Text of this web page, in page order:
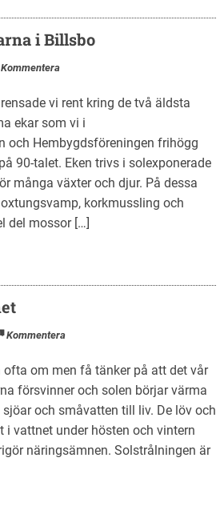
i Billsbo
Kommentera
vi rent kring de två äldsta
ekar som vi i
och Hembygdsföreningen frihögg
90-talet. Eken trivs i solexponerade
många växter och djur. På dessa
korkmussling och
del mossor […]
Kommentera
om men få tänker på att det vår
försvinner och solen börjar värma
och småvatten till liv. De löv och
i vattnet under hösten och vintern
näringsämnen. Solstrålningen är